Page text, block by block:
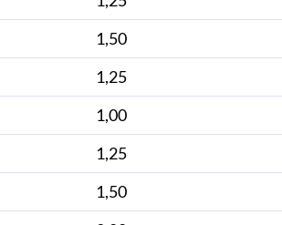
1,50
1,25
1,00
1,25
1,50